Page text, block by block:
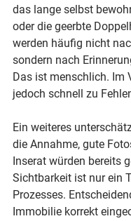
das lange selbst
oder die geerbte
werden häufig nicht
sondern nach
Das ist menschlich. Im
jedoch schnell zu
Ein weiteres
die Annahme, gute
Inserat würden bereits
Sichtbarkeit ist nur ein
Prozesses.
Immobilie korrekt